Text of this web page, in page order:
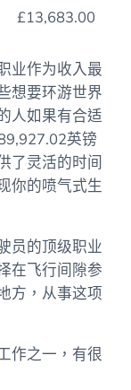
£13,683.00
业作为收入最
想要环游世界
人如果有合适
英镑
了灵活的时间
你的喷气式生
员的顶级职业
在飞行间隙参
方，从事这项
作之一，有很